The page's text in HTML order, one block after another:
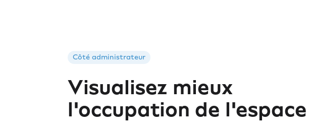
Côté administrateur
Visualisez mieux
l'occupation de l'espace